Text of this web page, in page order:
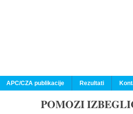
Rezultati
APC/CZA publikacije
POMOZI